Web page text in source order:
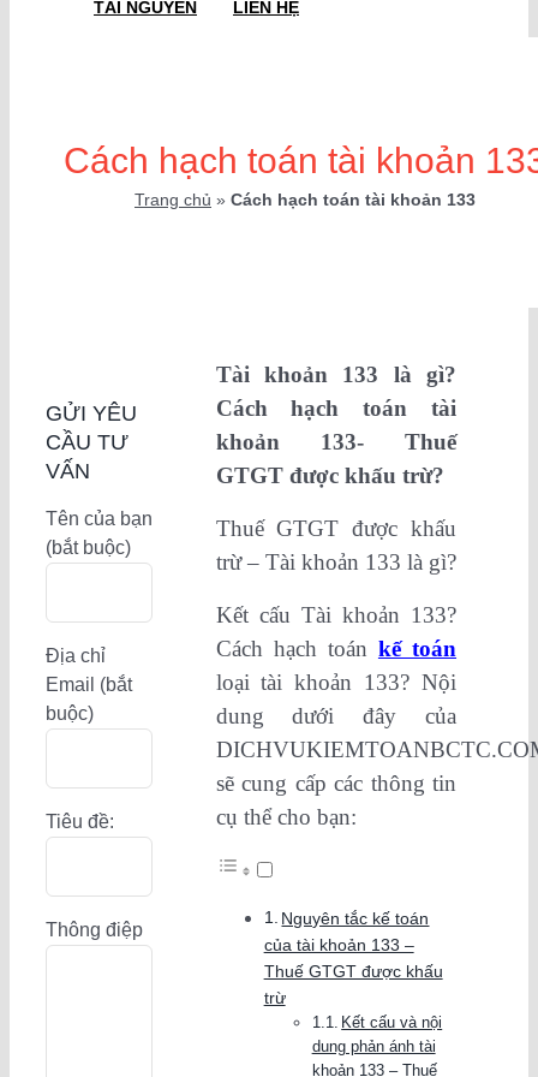
TÀI NGUYÊN LIÊN HỆ
Cách hạch toán tài khoản
Trang chủ » Cách hạch toán tài khoản 133
Tài khoản 133 là gì?
Cách hạch toán tài
khoản 133- Thuế
GTGT được khấu trừ?
Thuế GTGT được khấu
trừ – Tài khoản 133 là gì?
Kết cấu Tài khoản 133?
Cách hạch toán kế toán
loại tài khoản 133? Nội
dung dưới đây của
sẽ cung cấp các thông tin
cụ thể cho bạn:
Nguyên tắc kế toán
của tài khoản 133 –
Thuế GTGT được khấu
trừ
Kết cấu và nội
dung phản ánh tài
khoản 133 – Thuế
GỬI YÊU
CẦU TƯ
VẤN
Tên của bạn
(bắt buộc)
Địa chỉ
Email (bắt
buộc)
Tiêu đề:
Thông điệp